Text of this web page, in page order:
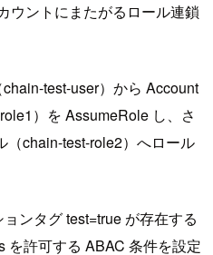
ウントにまたがるロール連鎖
test-user）から Account
）を AssumeRole し、さ
（chain-test-role2）へロール
ンタグ test=true が存在する
を許可する ABAC 条件を設定